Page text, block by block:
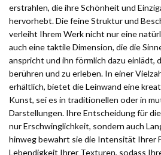
erstrahlen, die ihre Schönheit und
hervorhebt. Die feine Struktur und
verleiht Ihrem Werk nicht nur eine
auch eine taktile Dimension, die die
anspricht und ihn förmlich dazu einlädt,
berühren und zu erleben. In einer
erhältlich, bietet die Leinwand eine
Kunst, sei es in traditionellen oder in
Darstellungen. Ihre Entscheidung für
nur Erschwinglichkeit, sondern auch
hinweg bewahrt sie die Intensität Ihrer
Lebendigkeit Ihrer Texturen, sodass